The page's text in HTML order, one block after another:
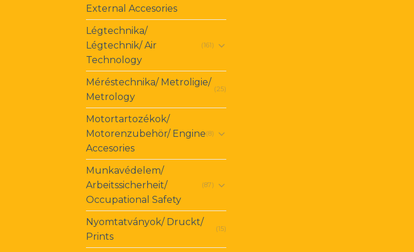
External Accesories
Légtechnika/
Légtechnik/ Air
Technology
(161)
Méréstechnika/ Metroligie/
Metrology
(25)
Motortartozékok/
Motorenzubehör/ Engine
Accesories
(8)
Munkavédelem/
Arbeitssicherheit/
Occupational Safety
(87)
Nyomtatványok/ Druckt/
Prints
(15)